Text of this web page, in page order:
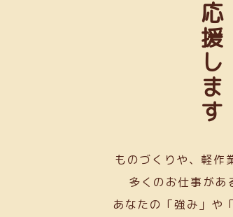
応援します
ものづくりや、軽作
多くのお仕事があ
あなたの「強み」や